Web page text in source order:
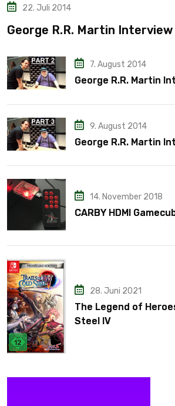
22. Juli 2014
George R.R. Martin Interview
7. August 2014
George R.R. Martin
9. August 2014
George R.R. Martin
14. November 2018
CARBY HDMI
28. Juni 2021
The Legend of
Steel IV